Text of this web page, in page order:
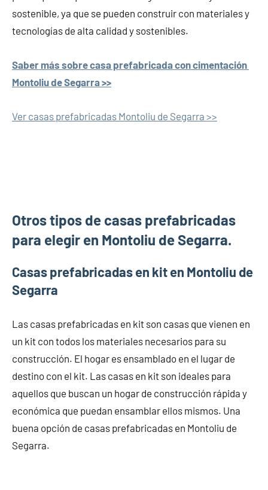
sostenible, ya que se pueden construir con materiales y
tecnologías de alta calidad y sostenibles.
Saber más sobre casa prefabricada con cimentación
Montoliu de Segarra >>
Ver casas prefabricadas Montoliu de Segarra >>
Otros tipos de casas prefabricadas
para elegir en Montoliu de Segarra.
Casas prefabricadas en kit en Montoliu de
Segarra
Las casas prefabricadas en kit son casas que vienen en
un kit con todos los materiales necesarios para su
construcción. El hogar es ensamblado en el lugar de
destino con el kit. Las casas en kit son ideales para
aquellos que buscan un hogar de construcción rápida y
económica que puedan ensamblar ellos mismos. Una
buena opción de casas prefabricadas en Montoliu de
Segarra.